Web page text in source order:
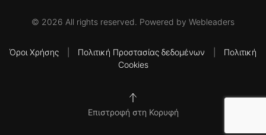
© 2026 All rights reserved. Powered by Webleaders
Όροι Χρήσης Πολιτική Προστασίας δεδομένων
Πολιτική
Cookies
Επιστροφή στη Κορυφή